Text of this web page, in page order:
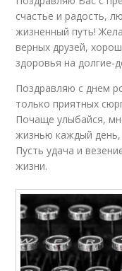
счастье и радость,
жизненный путь!
верных друзей,
здоровья на долгие-
Поздравляю с днем
только приятных
Почаще улыбайся,
жизнью каждый
Пусть удача и
жизни.